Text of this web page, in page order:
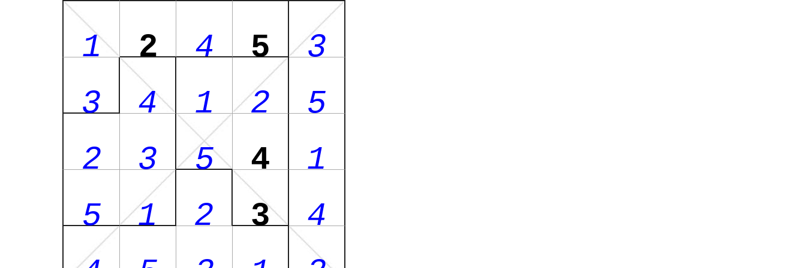
1 2 4 5
3
3
4 1 2
5
2
3 5 4
1
5
1 2 3
4